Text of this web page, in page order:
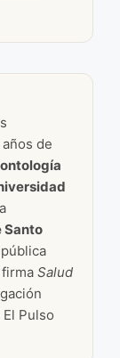
de
Santo
firma Salud
Pulso